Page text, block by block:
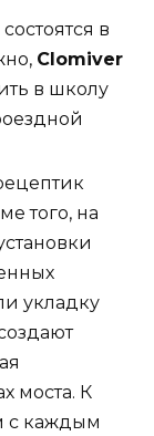
в
Clomiver
в школу
того, на
укладку
моста. К
с каждым